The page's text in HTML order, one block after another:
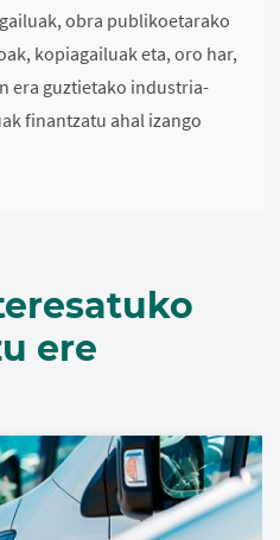
obra publikoetarako
kopiagailuak eta, oro har,
era guztietako industria-
finantzatu ahal izango
ere